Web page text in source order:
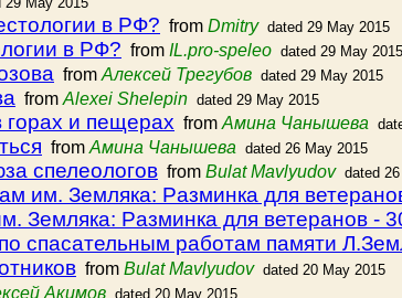
в РФ? from Dmitry dated 29 May 2015
в РФ? from IL.pro-speleo dated 29 May 2015
from Алексей Трегубов dated 29 May 2015
from Alexei Shelepin dated 29 May 2015
горах и пещерах from Амина Чанышева
from Амина Чанышева dated 26 May 2015
спелеологов from Bulat Mavlyudov dated
им. Земляка: Pазминка для
Земляка: Pазминка для ветеранов -
спасательным работам памяти
from Bulat Mavlyudov dated 20 May 2015
Акимов dated 20 May 2015